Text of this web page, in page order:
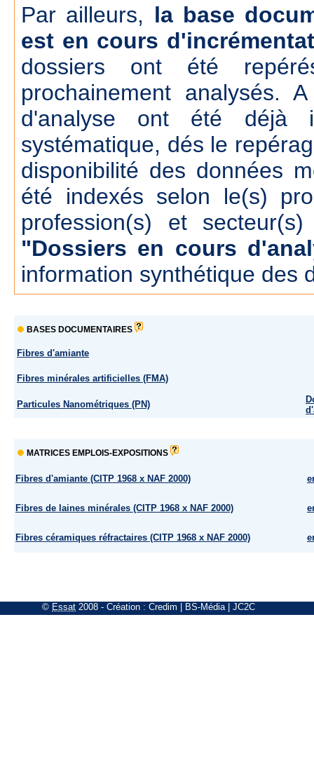
Par ailleurs, la base
est en cours
dossiers ont été
prochainement analysés.
d'analyse ont été déjà
systématique, dés le
disponibilité des données
été indexés selon le(s)
profession(s) et
"Dossiers en cours
information synthétique des
BASES DOCUMENTAIRES
Fibres d'amiante
Fibres minérales artificielles (FMA)
Particules Nanométriques (PN)
MATRICES EMPLOIS-EXPOSITIONS
Fibres d'amiante (CITP 1968 x NAF 2000)
Fibres de laines minérales (CITP 1968 x NAF 2000)
Fibres céramiques réfractaires (CITP 1968 x NAF 2000)
© Essat 2008 - Création : Credim BS-Média| JC2C